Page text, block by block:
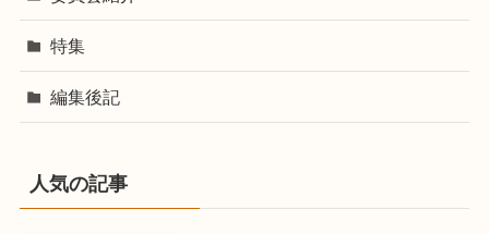
特集
編集後記
人気の記事